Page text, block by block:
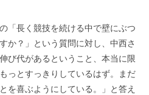
「長く競技を続ける中で壁にぶつ
か？」という質問に対し、中西さ
び代があるということ、本当に限
っとすっきりしているはず。まだ
を喜ぶようにしている。」と答え